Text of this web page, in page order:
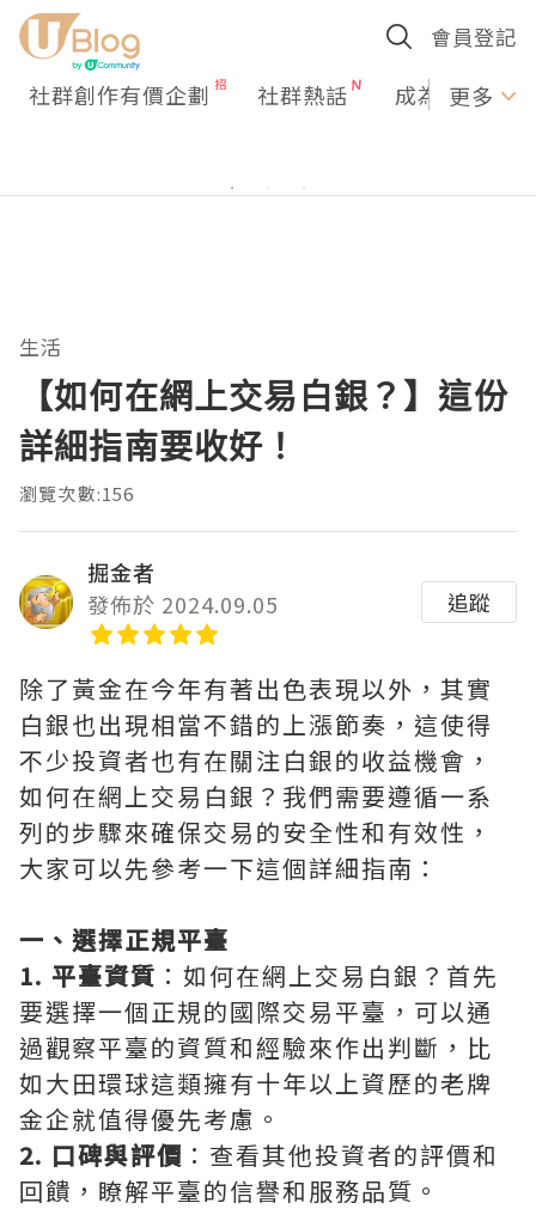
會員登記
社群創作有價企劃 社群熱話 成為U更多
生活
【如何在網上交易白銀？】這份
詳細指南要收好！
瀏覽次數:156
掘金者
發佈於 2024.09.05
追蹤
除了黃金在今年有著出色表現以外，其實
白銀也出現相當不錯的上漲節奏，這使得
不少投資者也有在關注白銀的收益機會，
如何在網上交易白銀？我們需要遵循一系
列的步驟來確保交易的安全性和有效性，
大家可以先參考一下這個詳細指南：
一、選擇正規平臺
1. 平臺資質 ：如何在網上交易白銀？首先
要選擇一個正規的國際交易平臺，可以通
過觀察平臺的資質和經驗來作出判斷，比
如大田環球這類擁有十年以上資歷的老牌
金企就值得優先考慮。
2. 口碑與評價 ：查看其他投資者的評價和
回饋，瞭解平臺的信譽和服務品質。